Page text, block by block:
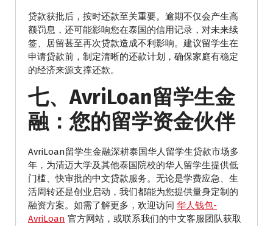
贷款获批后，按时还款至关重要。逾期不仅会产生高
额罚息，还可能影响您在泰国的信用记录，对未来续
签、居留甚至再次贷款造成不利影响。建议留学生在
申请贷款前，制定清晰的还款计划，确保家庭有稳定
的经济来源支撑还款。
七、AvriLoan留学生金
融：您的留学资金伙伴
AvriLoan留学生金融深耕泰国华人留学生贷款市场多
年，为清迈大学及其他泰国院校的华人留学生提供低
门槛、快审批的中文贷款服务。无论是学费应急、生
活周转还是创业启动，我们都能为您提供量身定制的
融资方案。如需了解更多，欢迎访问 华人钱包-
AvriLoan 官方网站，或联系我们的中文客服团队获取